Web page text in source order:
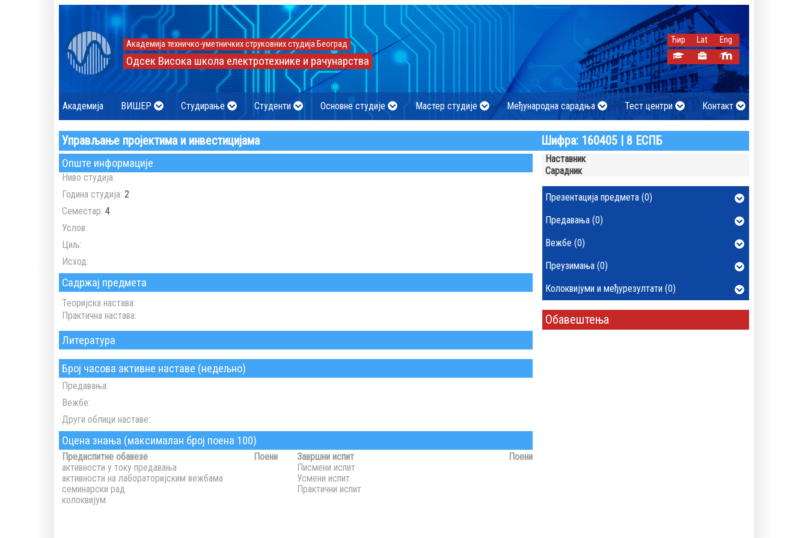
Академија техничко-уметничких струковних студија Београд
Одсек Висока школа електротехнике и рачунарства
Ћир Lat Eng
Академија ВИШЕР Студирање Студенти Основне студије Мастер студије Међународна сарадња Тест центри Контакт
Управљање пројектима и инвестицијама Шифра: 160405 | 8 ЕСПБ
Опште информације
Ниво студија:
Година студија: 2
Семестар: 4
Услов:
Циљ:
Исход:
Садржај предмета
Теоријска настава:
Практична настава:
Литература
Број часова активне наставе (недељно)
Предавања:
Вежбе:
Други облици наставе:
Оцена знања (максималан број поена 100)
Предиспитне обавезе
Поени
активности у току предавања
активности на лабораторијским вежбама
семинарски рад
колоквијум
Завршни испит
Поени
Писмени испит
Усмени испит
Практични испит
Наставник
Сарадник
Презентација предмета (0)
Предавања (0)
Вежбе (0)
Преузимања (0)
Колоквијуми и међурезултати (0)
Обавештења